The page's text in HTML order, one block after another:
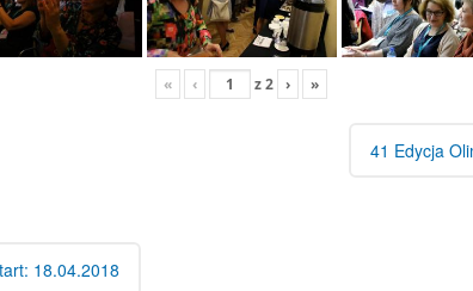
« ‹ z2 › »
18.04.2018
41 Edycja